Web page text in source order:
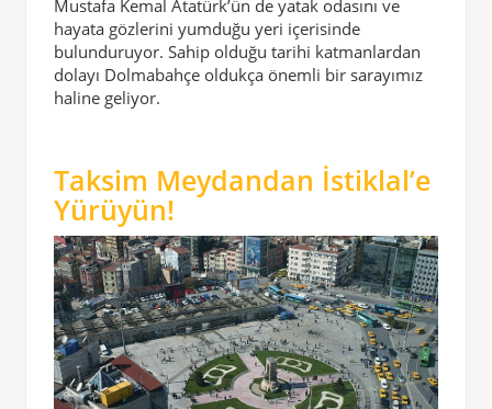
Mustafa Kemal Atatürk’ün de yatak odasını ve
hayata gözlerini yumduğu yeri içerisinde
bulunduruyor. Sahip olduğu tarihi katmanlardan
dolayı Dolmabahçe oldukça önemli bir sarayımız
haline geliyor.
Taksim Meydandan İstiklal’e
Yürüyün!